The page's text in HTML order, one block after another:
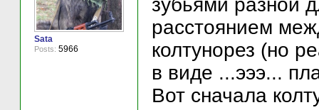
Sata
Posts: 5966
зубьями разной
расстоянием
колтунорез (но
в виде ...эээ...
Вот сначала